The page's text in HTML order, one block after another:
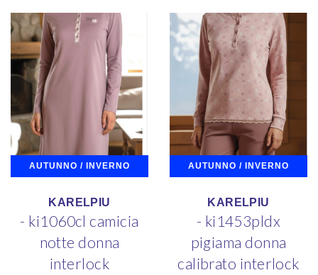
AUTUNNO / INVERNO
KARELPIU
- ki1060cl camicia
notte donna
interlock
AUTUNNO / INVERNO
KARELPIU
- ki1453pldx
pigiama donna
calibrato interlock